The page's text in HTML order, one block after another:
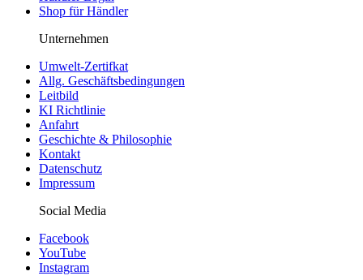
Shop für Händler
Unternehmen
Umwelt-Zertifkat
Allg. Geschäftsbedingungen
Leitbild
KI Richtlinie
Anfahrt
Geschichte & Philosophie
Kontakt
Datenschutz
Impressum
Social Media
Facebook
YouTube
Instagram